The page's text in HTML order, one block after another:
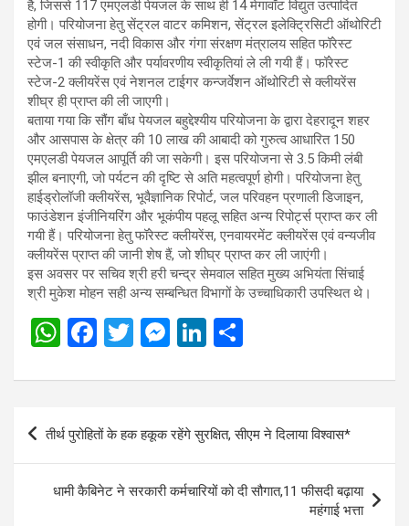
है, जिससे 117 एमएलडी पेयजल के साथ ही 14 मेगावॉट विद्युत उत्पादित
होगी। परियोजना हेतु सेंट्रल वाटर कमिशन, सेंट्रल इलेक्ट्रिसिटी ऑथोरिटी
एवं जल संसाधन, नदी विकास और गंगा संरक्षण मंत्रालय सहित फॉरेस्ट
स्टेज-1 की स्वीकृति और पर्यावरणीय स्वीकृतियां ले ली गयी हैं। फॉरेस्ट
स्टेज-2 क्लीयरेंस एवं नेशनल टाईगर कन्जर्वेशन ऑथोरिटी से क्लीयरेंस
शीघ्र ही प्राप्त की ली जाएगी।
बताया गया कि सौंग बाँध पेयजल बहुद्देश्यीय परियोजना के द्वारा देहरादून शहर
और आसपास के क्षेत्र की 10 लाख की आबादी को गुरुत्व आधारित 150
एमएलडी पेयजल आपूर्ति की जा सकेगी। इस परियोजना से 3.5 किमी लंबी
झील बनाएगी, जो पर्यटन की दृष्टि से अति महत्वपूर्ण होगी। परियोजना हेतु
हाईड्रोलॉजी क्लीयरेंस, भूवैज्ञानिक रिपोर्ट, जल परिवहन प्रणाली डिजाइन,
फाउंडेशन इंजीनियरिंग और भूकंपीय पहलू सहित अन्य रिपोर्ट्स प्राप्त कर ली
गयी हैं। परियोजना हेतु फॉरेस्ट क्लीयरेंस, एनवायरमेंट क्लीयरेंस एवं वन्यजीव
क्लीयरेंस प्राप्त की जानी शेष हैं, जो शीघ्र प्राप्त कर ली जाएंगी।
इस अवसर पर सचिव श्री हरी चन्द्र सेमवाल सहित मुख्य अभियंता सिंचाई
श्री मुकेश मोहन सही अन्य सम्बन्धित विभागों के उच्चाधिकारी उपस्थित थे।
W
at
s
A
p
p
F
ce
b
o
o
k
T
tt
M
se
n
g
er
Li
ke
dI
n
ar
e
Post
navigation
तीर्थ पुरोहितों के हक हकूक रहेंगे सुरक्षित, सीएम ने दिलाया विश्वास*
धामी कैबिनेट ने सरकारी कर्मचारियों को दी सौगात,11 फीसदी बढ़ाया
महंगाई भत्ता